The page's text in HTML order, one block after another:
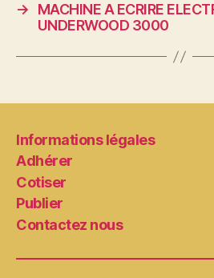
→
MACHINE A ECRIRE
UNDERWOOD 3000
Informations légales
Adhérer
Cotiser
Publier
Contactez nous